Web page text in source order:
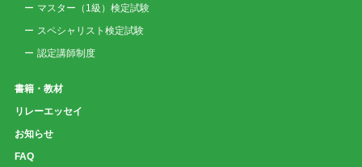
マスター（1級）検定試験
スペシャリスト検定試験
認定講師制度
書籍・教材
リレーエッセイ
お知らせ
FAQ